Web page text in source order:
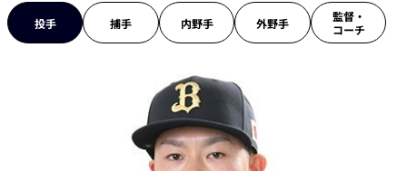
投手 捕手 内野手 外野手
監督・
コーチ